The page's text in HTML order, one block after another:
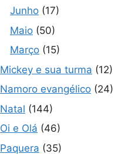
Junho (17)
Maio (50)
Março (15)
Mickey e sua turma (12)
Namoro evangélico (24)
Natal (144)
Oi e Olá (46)
Paquera (35)